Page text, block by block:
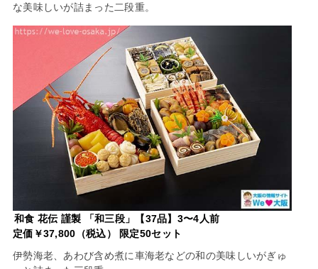
な美味しいが詰まった二段重。
和食 花伝 謹製 「和三段」【37品】3〜4人前
定価￥37,800（税込） 限定50セット
伊勢海老、あわび含め煮に車海老などの和の美味しいがぎゅ